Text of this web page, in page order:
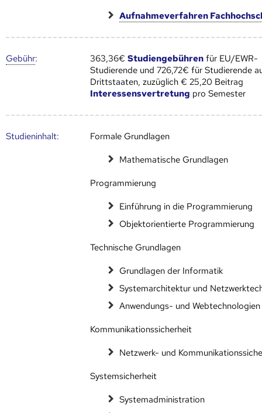
Aufnahmeverfahren
Gebühr: 363,36€Studiengebühren für EU/EWR-
Studierende und 726,72€ für Studierende
Drittstaaten, zuzüglich € 25,20 Beitrag
Interessensvertretung pro Semester
Studien­inhalt:
Formale Grundlagen
Mathematische Grundlagen
Programmierung
Einführung in die Programmierung
Objektorientierte Programmierung
Technische Grundlagen
Grundlagen der Informatik
Systemarchitektur und
Anwendungs- und Webtechnologien
Kommunikationssicherheit
Netzwerk- und
Systemsicherheit
Systemadministration